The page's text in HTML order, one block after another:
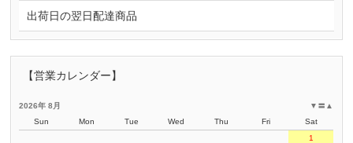
出荷日の翌日配達商品
【営業カレンダー】
▲
〓
▼
2026年 8月
Sun
Mon Tue Wed Thu Fri
Sat
1